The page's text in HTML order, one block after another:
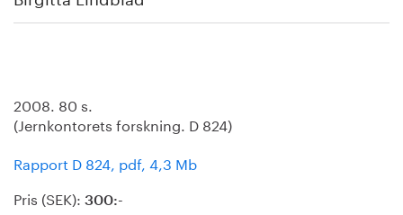
2008. 80 s.
(Jernkontorets forskning. D 824)
Rapport D 824, pdf, 4,3 Mb
Pris (SEK): 300:-